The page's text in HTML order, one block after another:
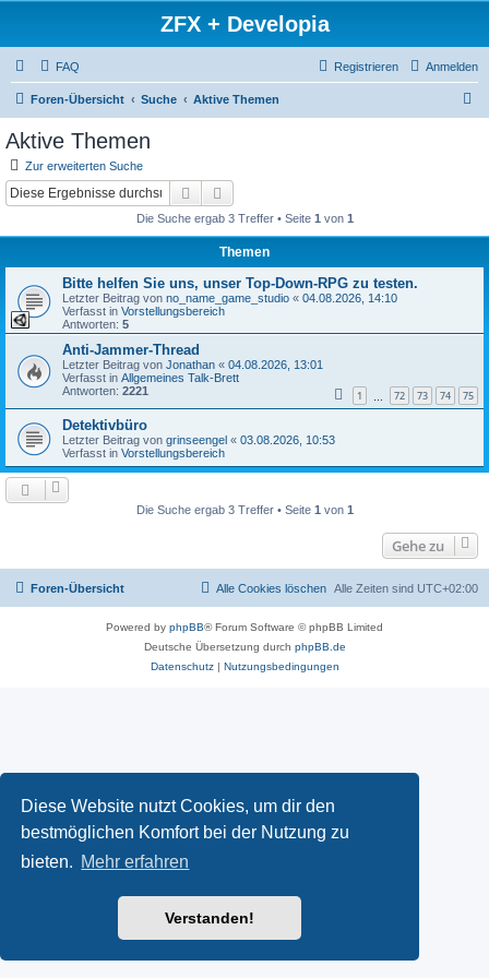
Diese Website nutzt Cookies, um dir den
bestmöglichen Komfort bei der Nutzung zu
bieten. Mehr erfahren
Verstanden!
ZFX + Developia
FAQ Anmelden
Registrieren
Foren-Übersicht Suche Aktive Themen
Aktive Themen
Zur erweiterten Suche
Suche
Die Suche ergab 3 Treffer • Seite 1 von 1
Themen
Bitte helfen Sie uns, unser Top-Down-RPG zu testen.
Letzter Beitrag von no_name_game_studio « 04.08.2026, 14:10
Verfasst in Vorstellungsbereich
Antworten: 5
Anti-Jammer-Thread
Letzter Beitrag von Jonathan « 04.08.2026, 13:01
Verfasst in Allgemeines Talk-Brett
Antworten: 2221 1 72 73 74 75
Detektivbüro
Letzter Beitrag von grinseengel « 03.08.2026, 10:53
Verfasst in Vorstellungsbereich
Die Suche ergab 3 Treffer • Seite 1 von 1
Gehe zu
Foren-Übersicht Alle Zeiten sind UTC+02:00
Alle Cookies löschen
Powered by phpBB® Forum Software © phpBB Limited
Deutsche Übersetzung durch phpBB.de
Datenschutz| Nutzungsbedingungen